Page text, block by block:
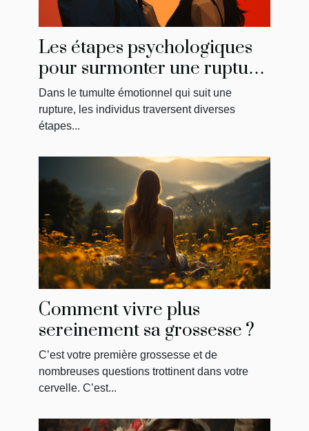
Les étapes psychologiques
pour surmonter une rupture
et reconquérir son ancien
amour
Dans le tumulte émotionnel qui suit une
rupture, les individus traversent diverses
étapes...
Comment vivre plus
sereinement sa grossesse ?
C’est votre première grossesse et de
nombreuses questions trottinent dans votre
cervelle. C’est...